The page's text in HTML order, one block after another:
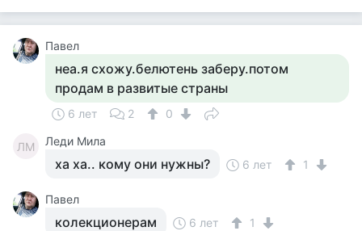
Павел
неа.я схожу.белютень заберу.потом
продам в развитые страны
6 лет 2 0
ЛМ Леди Мила
ха ха.. кому они нужны? 6 лет 1
Павел
колекционерам 6 лет 1